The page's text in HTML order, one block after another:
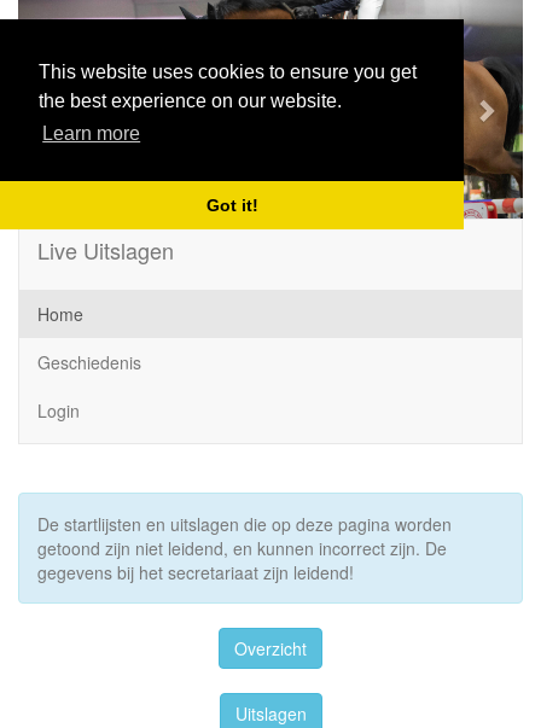
This website uses cookies to ensure you get
the best experience on our website.
Learn more
Got it!
Previous Next
Live Uitslagen
Home
Geschiedenis
Login
De startlijsten en uitslagen die op deze pagina worden
getoond zijn niet leidend, en kunnen incorrect zijn. De
gegevens bij het secretariaat zijn leidend!
Overzicht
Uitslagen